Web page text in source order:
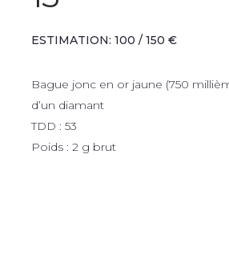
ESTIMATION: 100 / 150 €
Bague jonc en or jaune (750
d’un diamant
TDD : 53
Poids : 2 g brut